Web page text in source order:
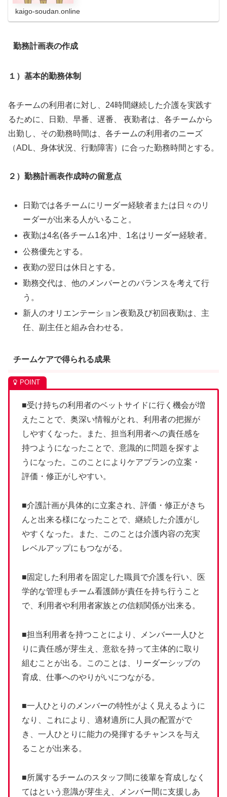
kaigo-soudan.online
勤務計画表の作成
１）基本的勤務体制
各チームの利用者に対し、24時間継続した介護を実践す
るために、日勤、早番、遅番、 夜勤者は、各チームから
出勤し、その勤務時間は、各チームの利用者のニーズ
（ADL、身体状況、行動障害）に合った勤務時間とする。
２）勤務計画表作成時の留意点
日勤では各チームにリーダー経験者または日々のリ
ーダーが出来る人がいること。
夜勤は4名(各チーム1名)中、1名はリーダー経験者。
公務優先とする。
夜勤の翌日は休日とする。
勤務交代は、他のメンバーとのバランスを考えて行
う。
新人のオリエンテーション夜勤及び初回夜勤は、主
任、副主任と組み合わせる。
チームケアで得られる成果
■受け持ちの利用者のベットサイドに行く機会が増
えたことで、奥深い情報がとれ、利用者の把握が
しやすくなった。また、担当利用者への責任感を
持つようになったことで、意識的に問題を探すよ
うになった。このことによりケアプランの立案・
評価・修正がしやすい。
■介護計画が具体的に立案され、評価・修正がきち
んと出来る様になったことで、継続した介護がし
やすくなった。また、このことは介護内容の充実
レベルアップにもつながる。
■固定した利用者を固定した職員で介護を行い、医
学的な管理もチーム看護師が責任を持ち行うこと
で、利用者や利用者家族との信頼関係が出来る。
■担当利用者を持つことにより、メンバー一人ひと
りに責任感が芽生え、意欲を持って主体的に取り
組むことが出る。このことは、リーダーシップの
育成、仕事へのやりがいにつながる。
■一人ひとりのメンバーの特性がよく見えるように
なり、これにより、適材適所に人員の配置がで
き、一人ひとりに能力の発揮するチャンスを与え
ることが出来る。
■所属するチームのスタッフ間に後輩を育成しなく
てはという意識が芽生え、メンバー間に支援しあ